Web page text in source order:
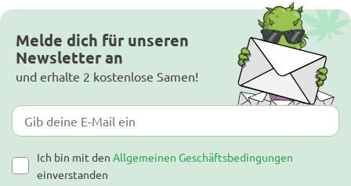
Melde dich für unseren
Newsletter an
und erhalte 2 kostenlose Samen!
Ich bin mit den Allgemeinen Geschäftsbedingungen
einverstanden